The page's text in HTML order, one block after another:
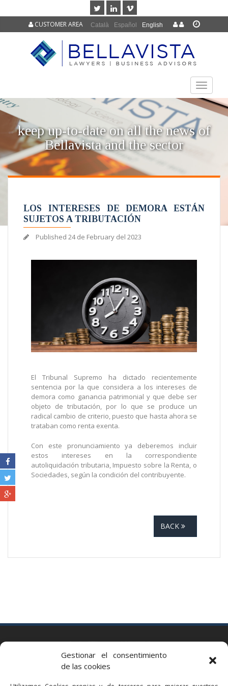
Gestionar el consentimiento
de las cookies
Català Español English
CUSTOMER AREA
TOGGLE
keep up-to-date on all the news of
Bellavista and the sector
LOS INTERESES DE DEMORA ESTÁN
SUJETOS A TRIBUTACIÓN
Published 24 de February del 2023
El Tribunal Supremo ha dictado recientemente
sentencia por la que considera a los intereses de
demora como ganancia patrimonial y que debe ser
objeto de tributación, por lo que se produce un
radical cambio de criterio, puesto que hasta ahora se
trataban como renta exenta.
Con este pronunciamiento ya deberemos incluir
estos intereses en la correspondiente
autoliquidación tributaria, Impuesto sobre la Renta, o
Sociedades, según la condición del contribuyente.
BACK
Via Augusta 2 bis, 3º, 08006 Barcelona